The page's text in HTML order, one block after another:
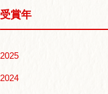
受賞年
2025
2024